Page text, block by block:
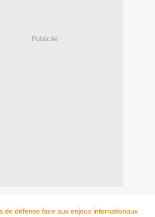
Publicité